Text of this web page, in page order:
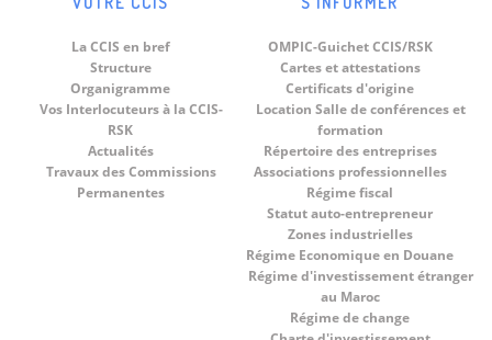
La CCIS en bref
Structure
Organigramme
Vos Interlocuteurs à la CCIS-
RSK
Actualités
Travaux des Commissions
Permanentes
OMPIC-Guichet CCIS/RSK
Cartes et attestations
Certificats d'origine
Location Salle de conférences et
formation
Répertoire des entreprises
Associations professionnelles
Régime fiscal
Statut auto-entrepreneur
Zones industrielles
Régime Economique en Douane
Régime d'investissement étranger
au Maroc
Régime de change